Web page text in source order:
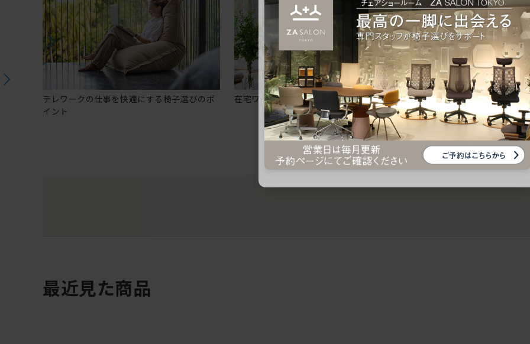
テレワークの仕事を快適にする椅子選びのポ
イント
在宅ワークにおすすめのオフィスチェア5選
椅子に座っているのに疲
疲れにくいチェアの選び方
最近見た商品